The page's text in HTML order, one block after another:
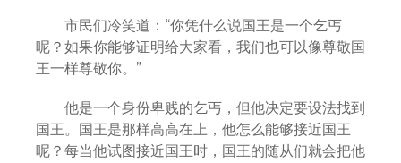
市民们冷笑道：“你凭什么说国王是一个乞丐
呢？如果你能够证明给大家看，我们也可以像尊敬国
王一样尊敬你。”
他是一个身份卑贱的乞丐，但他决定要设法找到
国王。国王是那样高高在上，他怎么能够接近国王
呢？每当他试图接近国王时，国王的随从们就会把他